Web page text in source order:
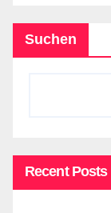
Suchen
Recent Posts